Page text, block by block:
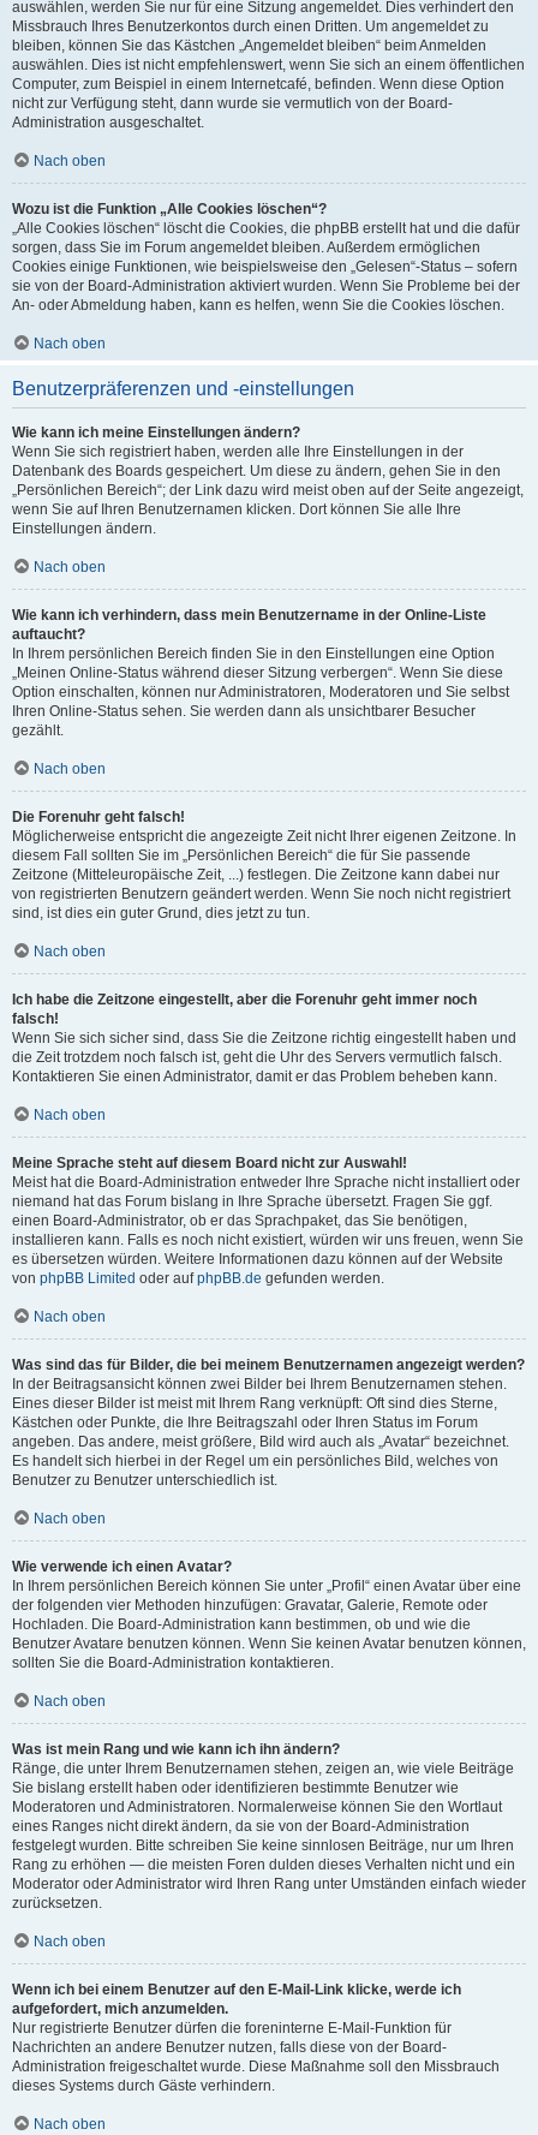
auswählen, werden Sie nur für eine Sitzung angemeldet. Dies verhindert den
Missbrauch Ihres Benutzerkontos durch einen Dritten. Um angemeldet zu
bleiben, können Sie das Kästchen „Angemeldet bleiben“ beim Anmelden
auswählen. Dies ist nicht empfehlenswert, wenn Sie sich an einem öffentlichen
Computer, zum Beispiel in einem Internetcafé, befinden. Wenn diese Option
nicht zur Verfügung steht, dann wurde sie vermutlich von der Board-
Administration ausgeschaltet.
Nach oben
Wozu ist die Funktion „Alle Cookies löschen“?
„Alle Cookies löschen“ löscht die Cookies, die phpBB erstellt hat und die dafür
sorgen, dass Sie im Forum angemeldet bleiben. Außerdem ermöglichen
Cookies einige Funktionen, wie beispielsweise den „Gelesen“-Status – sofern
sie von der Board-Administration aktiviert wurden. Wenn Sie Probleme bei der
An- oder Abmeldung haben, kann es helfen, wenn Sie die Cookies löschen.
Nach oben
Benutzerpräferenzen und -einstellungen
Wie kann ich meine Einstellungen ändern?
Wenn Sie sich registriert haben, werden alle Ihre Einstellungen in der
Datenbank des Boards gespeichert. Um diese zu ändern, gehen Sie in den
„Persönlichen Bereich“; der Link dazu wird meist oben auf der Seite angezeigt,
wenn Sie auf Ihren Benutzernamen klicken. Dort können Sie alle Ihre
Einstellungen ändern.
Nach oben
Wie kann ich verhindern, dass mein Benutzername in der Online-Liste
auftaucht?
In Ihrem persönlichen Bereich finden Sie in den Einstellungen eine Option
„Meinen Online-Status während dieser Sitzung verbergen“. Wenn Sie diese
Option einschalten, können nur Administratoren, Moderatoren und Sie selbst
Ihren Online-Status sehen. Sie werden dann als unsichtbarer Besucher
gezählt.
Nach oben
Die Forenuhr geht falsch!
Möglicherweise entspricht die angezeigte Zeit nicht Ihrer eigenen Zeitzone. In
diesem Fall sollten Sie im „Persönlichen Bereich“ die für Sie passende
Zeitzone (Mitteleuropäische Zeit, ...) festlegen. Die Zeitzone kann dabei nur
von registrierten Benutzern geändert werden. Wenn Sie noch nicht registriert
sind, ist dies ein guter Grund, dies jetzt zu tun.
Nach oben
Ich habe die Zeitzone eingestellt, aber die Forenuhr geht immer noch
falsch!
Wenn Sie sich sicher sind, dass Sie die Zeitzone richtig eingestellt haben und
die Zeit trotzdem noch falsch ist, geht die Uhr des Servers vermutlich falsch.
Kontaktieren Sie einen Administrator, damit er das Problem beheben kann.
Nach oben
Meine Sprache steht auf diesem Board nicht zur Auswahl!
Meist hat die Board-Administration entweder Ihre Sprache nicht installiert oder
niemand hat das Forum bislang in Ihre Sprache übersetzt. Fragen Sie ggf.
einen Board-Administrator, ob er das Sprachpaket, das Sie benötigen,
installieren kann. Falls es noch nicht existiert, würden wir uns freuen, wenn Sie
es übersetzen würden. Weitere Informationen dazu können auf der Website
von phpBB Limited oder aufphpBB.de gefunden werden.
Nach oben
Was sind das für Bilder, die bei meinem Benutzernamen angezeigt werden?
In der Beitragsansicht können zwei Bilder bei Ihrem Benutzernamen stehen.
Eines dieser Bilder ist meist mit Ihrem Rang verknüpft: Oft sind dies Sterne,
Kästchen oder Punkte, die Ihre Beitragszahl oder Ihren Status im Forum
angeben. Das andere, meist größere, Bild wird auch als „Avatar“ bezeichnet.
Es handelt sich hierbei in der Regel um ein persönliches Bild, welches von
Benutzer zu Benutzer unterschiedlich ist.
Nach oben
Wie verwende ich einen Avatar?
In Ihrem persönlichen Bereich können Sie unter „Profil“ einen Avatar über eine
der folgenden vier Methoden hinzufügen: Gravatar, Galerie, Remote oder
Hochladen. Die Board-Administration kann bestimmen, ob und wie die
Benutzer Avatare benutzen können. Wenn Sie keinen Avatar benutzen können,
sollten Sie die Board-Administration kontaktieren.
Nach oben
Was ist mein Rang und wie kann ich ihn ändern?
Ränge, die unter Ihrem Benutzernamen stehen, zeigen an, wie viele Beiträge
Sie bislang erstellt haben oder identifizieren bestimmte Benutzer wie
Moderatoren und Administratoren. Normalerweise können Sie den Wortlaut
eines Ranges nicht direkt ändern, da sie von der Board-Administration
festgelegt wurden. Bitte schreiben Sie keine sinnlosen Beiträge, nur um Ihren
Rang zu erhöhen — die meisten Foren dulden dieses Verhalten nicht und ein
Moderator oder Administrator wird Ihren Rang unter Umständen einfach wieder
zurücksetzen.
Nach oben
Wenn ich bei einem Benutzer auf den E-Mail-Link klicke, werde ich
aufgefordert, mich anzumelden.
Nur registrierte Benutzer dürfen die foreninterne E-Mail-Funktion für
Nachrichten an andere Benutzer nutzen, falls diese von der Board-
Administration freigeschaltet wurde. Diese Maßnahme soll den Missbrauch
dieses Systems durch Gäste verhindern.
Nach oben